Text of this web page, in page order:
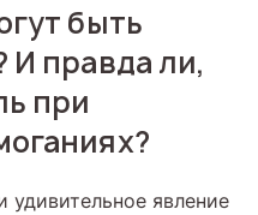
быть
И правда ли,
при
явление